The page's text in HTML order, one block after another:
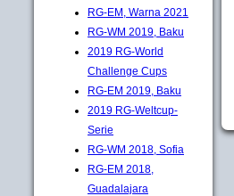
RG-EM, Warna 2021
RG-WM 2019, Baku
2019 RG-World
Challenge Cups
RG-EM 2019, Baku
2019 RG-Weltcup-
Serie
RG-WM 2018, Sofia
RG-EM 2018,
Guadalajara